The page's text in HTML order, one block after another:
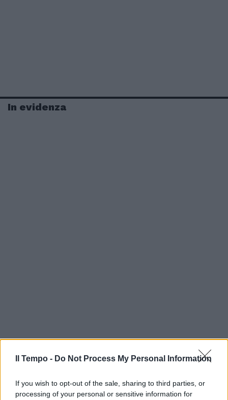
Il Tempo - Do Not Process My Personal Information
If you wish to opt-out of the sale, sharing to third parties, or
processing of your personal or sensitive information for
In evidenza